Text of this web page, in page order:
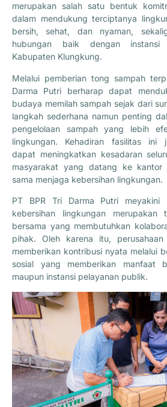
merupakan salah satu bentuk
dalam mendukung terciptanya
bersih, sehat, dan nyaman,
hubungan baik dengan
Kabupaten Klungkung.
Melalui pemberian tong sampah
Darma Putri berharap dapat
budaya memilah sampah sejak dari
langkah sederhana namun penting
pengelolaan sampah yang lebih
lingkungan. Kehadiran fasilitas ini
dapat meningkatkan kesadaran
masyarakat yang datang ke kantor
sama menjaga kebersihan lingkungan.
PT BPR Tri Darma Putri meyakini
kebersihan lingkungan merupakan
bersama yang membutuhkan
pihak. Oleh karena itu,
memberikan kontribusi nyata melalui
sosial yang memberikan manfaat
maupun instansi pelayanan publik.